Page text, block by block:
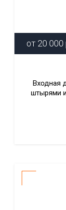
от 20 000
Входная
штырями